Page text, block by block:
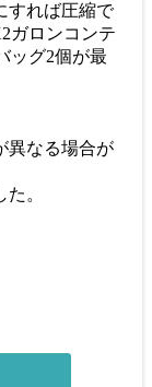
すれば圧縮で
ガロンコンテ
ッグ2個が最
異なる場合が
。